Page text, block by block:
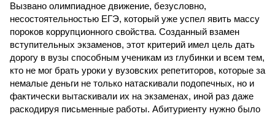
Вызвано олимпиадное движение, безусловно,
несостоятельностью ЕГЭ, который уже успел явить массу
пороков коррупционного свойства. Созданный взамен
вступительных экзаменов, этот критерий имел цель дать
дорогу в вузы способным ученикам из глубинки и всем тем,
кто не мог брать уроки у вузовских репетиторов, которые за
немалые деньги не только натаскивали подопечных, но и
фактически вытаскивали их на экзаменах, иной раз даже
раскодируя письменные работы. Абитуриенту нужно было